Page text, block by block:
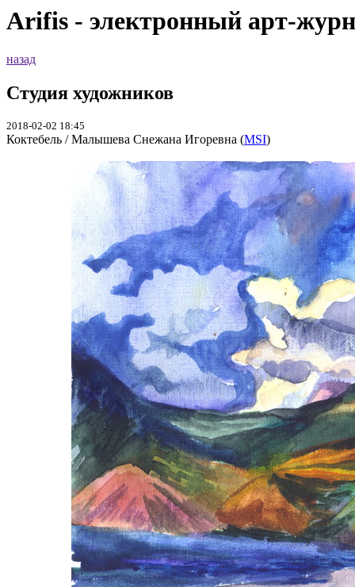
Arifis - электронный арт-
назад
Студия художников
2018-02-02 18:45
Коктебель / Малышева Снежана Игоревна (MSI)